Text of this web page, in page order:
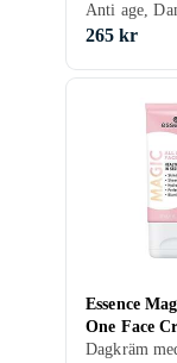
Dimma
265 kr
Essence
One Face